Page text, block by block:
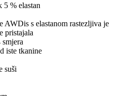
5 % elastan
AWDis s elastanom rastezljiva je
pristajala
iste tkanine
suši